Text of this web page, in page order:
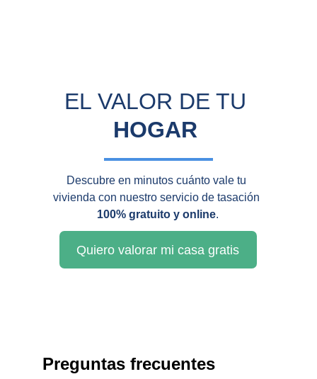
EL VALOR DE TU
HOGAR
Quiero valorar mi casa gratis
Descubre en minutos cuánto vale tu
vivienda con nuestro servicio de tasación
100% gratuito y online.
Preguntas frecuentes